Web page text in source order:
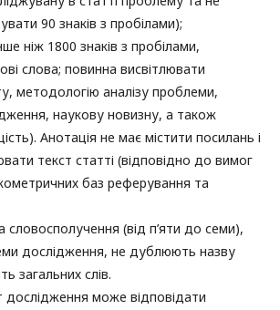
90 знаків з пробілами);
ніж 1800 знаків з пробілами,
слова; повинна висвітлювати
методологію аналізу проблеми,
наукову новизну, а також
Анотація не має містити посилань і
текст статті (відповідно до вимог
баз реферування та
словосполучення (від п’яти до семи),
дослідження, не дублюють назву
загальних слів.
дослідження може відповідати